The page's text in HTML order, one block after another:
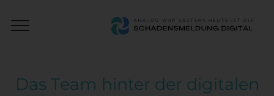
Close
Das Team hinter der digitalen